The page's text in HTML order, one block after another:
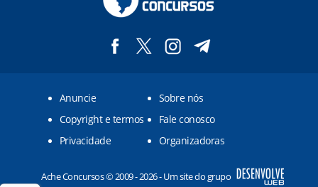
Anuncie
Sobre nós
Copyright e termos
Fale conosco
Privacidade
Organizadoras
Ache Concursos © 2009 - 2026 - Um site do grupo